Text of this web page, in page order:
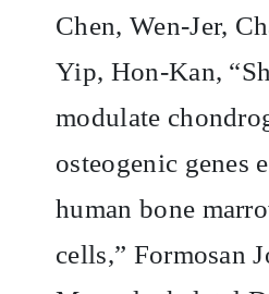
Chen, Wen-Jer,
Yip, Hon-Kan,
modulate
osteogenic genes
human bone
cells,” Formosan